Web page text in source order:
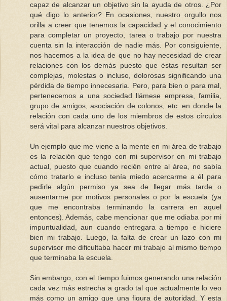
capaz de alcanzar un objetivo sin la ayuda de otros. ¿Por
qué digo lo anterior? En ocasiones, nuestro orgullo nos
orilla a creer que tenemos la capacidad y el conocimiento
para completar un proyecto, tarea o trabajo por nuestra
cuenta sin la interacción de nadie más. Por consiguiente,
nos hacemos a la idea de que no hay necesidad de crear
relaciones con los demás puesto que éstas resultan ser
complejas, molestas o incluso, dolorosas significando una
pérdida de tiempo innecesaria. Pero, para bien o para mal,
pertenecemos a una sociedad llámese empresa, familia,
grupo de amigos, asociación de colonos, etc. en donde la
relación con cada uno de los miembros de estos círculos
será vital para alcanzar nuestros objetivos.
Un ejemplo que me viene a la mente en mi área de trabajo
es la relación que tengo con mi supervisor en mi trabajo
actual, puesto que cuando recién entre al área, no sabía
cómo tratarlo e incluso tenía miedo acercarme a él para
pedirle algún permiso ya sea de llegar más tarde o
ausentarme por motivos personales o por la escuela (ya
que me encontraba terminando la carrera en aquel
entonces). Además, cabe mencionar que me odiaba por mi
impuntualidad, aun cuando entregara a tiempo e hiciere
bien mi trabajo. Luego, la falta de crear un lazo con mi
supervisor me dificultaba hacer mi trabajo al mismo tiempo
que terminaba la escuela.
Sin embargo, con el tiempo fuimos generando una relación
cada vez más estrecha a grado tal que actualmente lo veo
más como un amigo que una figura de autoridad. Y esta